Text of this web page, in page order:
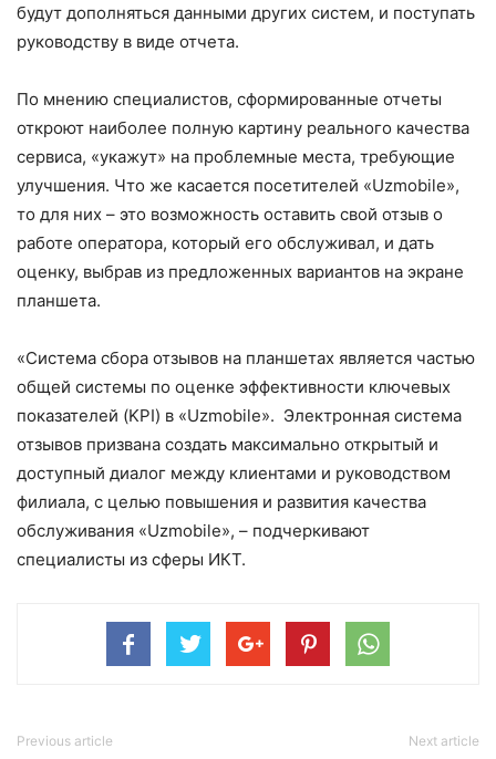
будут дополняться данными других систем, и поступать
руководству в виде отчета.
По мнению специалистов, сформированные отчеты
откроют наиболее полную картину реального качества
сервиса, «укажут» на проблемные места, требующие
улучшения. Что же касается посетителей «Uzmobile»,
то для них – это возможность оставить свой отзыв о
работе оператора, который его обслуживал, и дать
оценку, выбрав из предложенных вариантов на экране
планшета.
«Система сбора отзывов на планшетах является частью
общей системы по оценке эффективности ключевых
показателей (KPI) в «Uzmobile». Электронная система
отзывов призвана создать максимально открытый и
доступный диалог между клиентами и руководством
филиала, с целью повышения и развития качества
обслуживания «Uzmobile», – подчеркивают
специалисты из сферы ИКТ.
Previous article Next article